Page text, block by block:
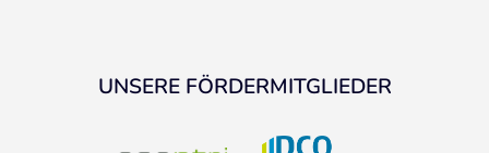
UNSERE FÖRDERMITGLIEDER